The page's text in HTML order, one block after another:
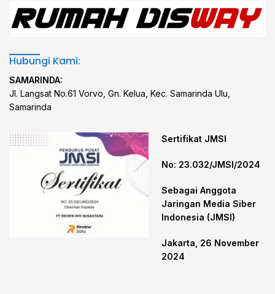
Hubungi Kami:
SAMARINDA:
Jl. Langsat No.61 Vorvo, Gn. Kelua, Kec. Samarinda Ulu,
Samarinda
Sertifikat JMSI
No: 23.032/JMSI/2024
Sebagai Anggota
Jaringan Media Siber
Indonesia (JMSI)
Jakarta, 26 November
2024